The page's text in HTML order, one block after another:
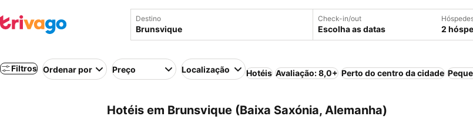
Destino Check-in/out
Escolha as datas 2
Filtros Ordenar por Preço Localização Hotéis Avaliação: 8,0+ Perto do centro da cidade
Hotéis em Brunsvique (Baixa Saxónia, Alemanha)